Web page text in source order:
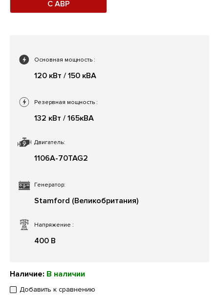
С АВР
Основная мощность :
120 кВт / 150 кВА
Двигатель:
1106A-70TAG2
Напряжение :
400 В
Резервная мощность :
132 кВт / 165кВА
Генератор:
Stamford (Великобритания)
Наличие: В наличии
Добавить к сравнению